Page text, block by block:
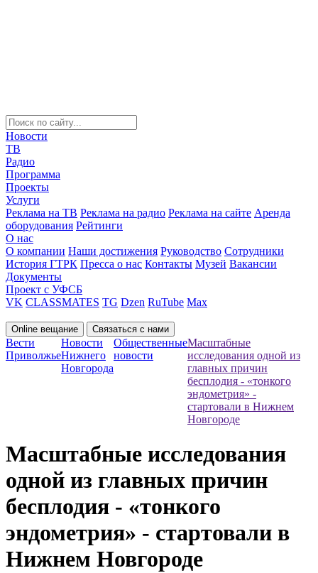
Новости
ТВ
Радио
Программа
Проекты
Услуги
Реклама на ТВ Реклама на радио Реклама на сайте Аренда
оборудования Рейтинги
О нас
О компании Наши достижения Руководство Сотрудники
История ГТРК Пресса о нас Контакты Музей Вакансии
Документы
Проект с УФСБ
VK CLASSMATES TG Dzen RuTube Max
Online вещание Связаться с нами
Вести
Приволжье
Новости
Нижнего
Новгорода
Общественные
новости
Масштабные
исследования одной из
главных причин
бесплодия - «тонкого
эндометрия» -
стартовали в Нижнем
Новгороде
Масштабные исследования
одной из главных причин
бесплодия - «тонкого
эндометрия» - стартовали в
Нижнем Новгороде